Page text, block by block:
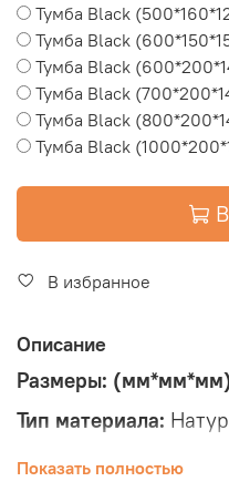
Тумба Black
Тумба Black
Тумба Black
Тумба Black
Тумба Black
Тумба Black
В избранное
Описание
Размеры:
Тип материала:
Природного
Показать полностью